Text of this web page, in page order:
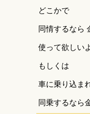
どこかで
同情するなら
使って欲しい
もしくは
車に乗り込ま
同乗するなら